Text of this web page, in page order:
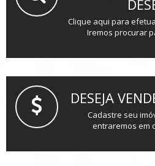
Clique aqui para
Iremos procurar
DESEJA
Cadastre seu
entraremos em